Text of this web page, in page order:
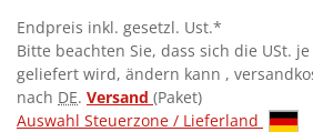
Endpreis inkl. gesetzl. Ust.*
Bitte beachten Sie, dass sich die USt.
geliefert wird, ändern kann ,
nach DE. Versand (Paket)
Auswahl Steuerzone / Lieferland